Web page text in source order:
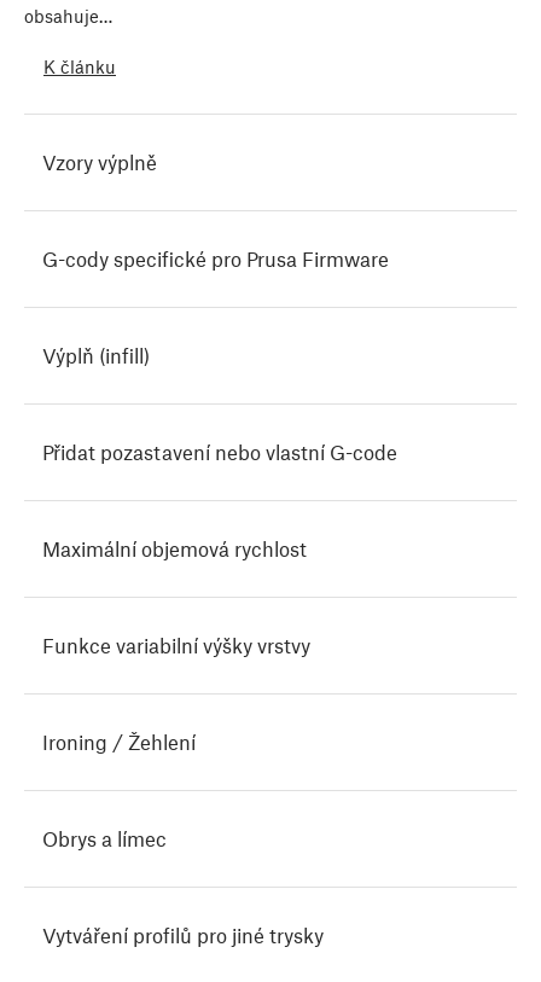
obsahuje…
K článku
Vzory výplně
G-cody specifické pro Prusa Firmware
Výplň (infill)
Přidat pozastavení nebo vlastní G-code
Maximální objemová rychlost
Funkce variabilní výšky vrstvy
Ironing / Žehlení
Obrys a límec
Vytváření profilů pro jiné trysky